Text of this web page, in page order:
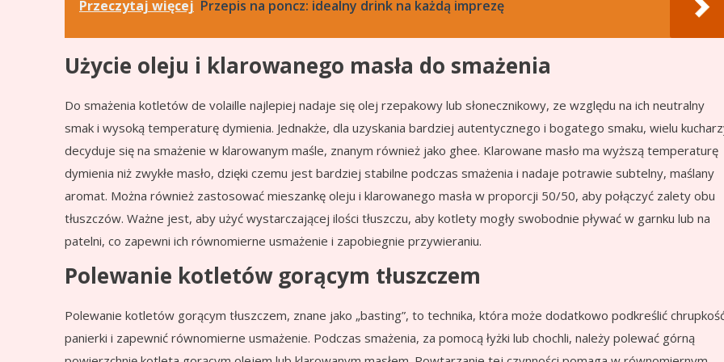
Przeczytaj więcej Przepis na poncz: idealny drink na każdą imprezę
Użycie oleju i klarowanego masła do smażenia
Do smażenia kotletów de volaille najlepiej nadaje się olej rzepakowy lub słonecznikowy, ze względu na ich neutralny
smak i wysoką temperaturę dymienia. Jednakże, dla uzyskania bardziej autentycznego i bogatego smaku, wielu
decyduje się na smażenie w klarowanym maśle, znanym również jako ghee. Klarowane masło ma wyższą temperaturę
dymienia niż zwykłe masło, dzięki czemu jest bardziej stabilne podczas smażenia i nadaje potrawie subtelny, maślany
aromat. Można również zastosować mieszankę oleju i klarowanego masła w proporcji 50/50, aby połączyć zalety obu
tłuszczów. Ważne jest, aby użyć wystarczającej ilości tłuszczu, aby kotlety mogły swobodnie pływać w garnku lub na
patelni, co zapewni ich równomierne usmażenie i zapobiegnie przywieraniu.
Polewanie kotletów gorącym tłuszczem
Polewanie kotletów gorącym tłuszczem, znane jako „basting”, to technika, która może dodatkowo podkreślić
panierki i zapewnić równomierne usmażenie. Podczas smażenia, za pomocą łyżki lub chochli, należy polewać górną